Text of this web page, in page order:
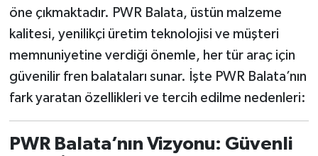
öne çıkmaktadır. PWR Balata, üstün malzeme
kalitesi, yenilikçi üretim teknolojisi ve müşteri
memnuniyetine verdiği önemle, her tür araç için
güvenilir fren balataları sunar. İşte PWR Balata’nın
fark yaratan özellikleri ve tercih edilme nedenleri:
PWR Balata’nın Vizyonu: Güvenli